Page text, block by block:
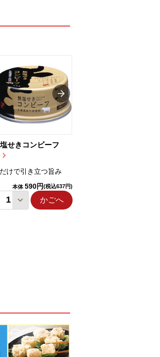
せきコンビーフ
けで引き立つ旨み
本体 590円(税込637円)
かごへ